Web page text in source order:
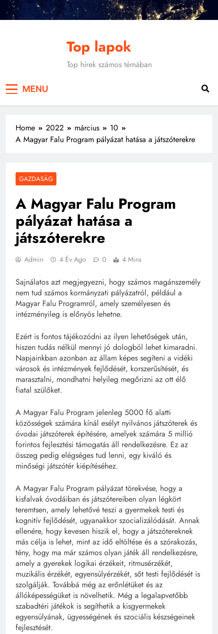
Skip
Top lapok
Top hírek számos témában
MENU
Home 2022 március
10
A Magyar Falu Program pályázat hatása a játszóterekre
GAZDASÁG
A Magyar Falu Program
pályázat hatása a
játszóterekre
Admin 4 Év Ago 0 4 Mins
Sajnálatos azt megjegyezni, hogy számos magánszemély
nem tud számos kormányzati pályázatról, például a
Magyar Falu Programról, amely személyesen és
intézményileg is előnyös lehetne.
Ezért is fontos tájékozódni az ilyen lehetőségek után,
hiszen tudás nélkül mennyi jó dologból lehet kimaradni.
Napjainkban azonban az állam képes segíteni a vidéki
városok és intézmények fejlődését, korszerűsítését, és
marasztalni, mondhatni helyileg megőrizni az ott élő
fiatal szülőket.
A Magyar Falu Program jelenleg 5000 fő alatti
közösségek számára kínál esélyt nyilvános játszóterek és
óvodai játszóterek építésére, amelyek számára 5 millió
forintos fejlesztési támogatás áll rendelkezésre. Ez az
összeg pedig elégséges tud lenni, egy kiváló és
minőségi játszótér kiépítéséhez.
A Magyar Falu Program pályázat törekvése, hogy a
kisfalvak óvodáiban és játszótereiben olyan légkört
teremtsen, amely lehetővé teszi a gyermekek testi és
kognitív fejlődését, ugyanakkor szocializálódását. Annak
ellenére, hogy kevesen hiszik el, hogy a játszótereknek
más célja is lehet, mint az idő eltöltése és a szórakozás,
tény, hogy ma már számos olyan játék áll rendelkezésre,
amely a gyerekek logikai érzékeit, ritmusérzékét,
muzikális érzékét, egyensúlyérzékét, sőt testi fejlődését is
szolgálják. Továbbá még az erőnlétüket és az
állóképességüket is növelhetik. Még a legalapvetőbb
szabadtéri játékok is segíthetik a kisgyermekek
egyensúlyának, ügyességének és szociális készségeinek
fejlesztését.